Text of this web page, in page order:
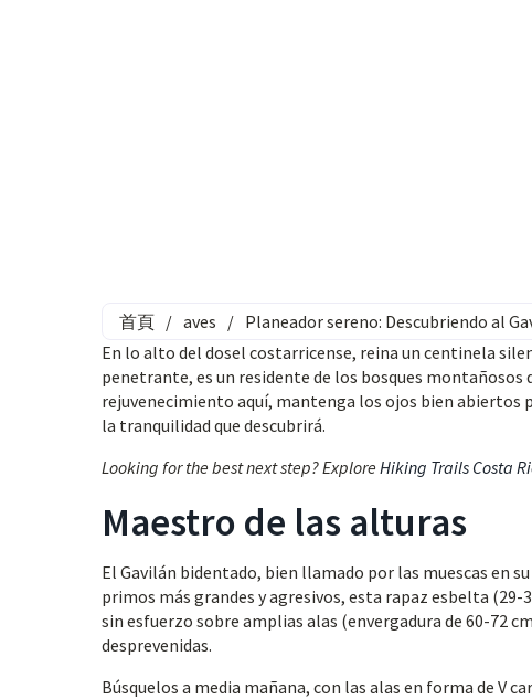
首頁 / aves / Planeador sereno: Descubriendo al
En lo alto del dosel costarricense, reina un centinela
penetrante, es un residente de los bosques montañosos
rejuvenecimiento aquí, mantenga los ojos bien abiertos
la tranquilidad que descubrirá.
Looking for the best next step? Explore Hiking Trails Costa
Maestro de las alturas
El Gavilán bidentado, bien llamado por las muescas en
primos más grandes y agresivos, esta rapaz esbelta
sin esfuerzo sobre amplias alas (envergadura de 60-72
desprevenidas.
Búsquelos a media mañana, con las alas en forma de V